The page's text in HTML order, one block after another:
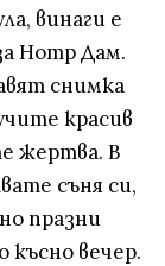
винаги е
Нотр Дам.
снимка
красив
жертва. В
съня си,
празни
късно вечер.